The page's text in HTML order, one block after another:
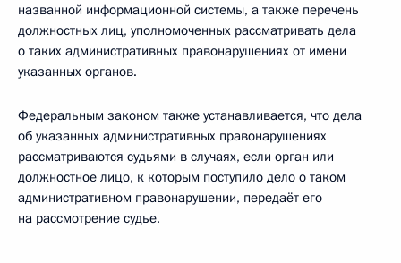
названной информационной системы, а также перечень
должностных лиц, уполномоченных рассматривать дела
о таких административных правонарушениях от имени
указанных органов.
Федеральным законом также устанавливается, что дела
об указанных административных правонарушениях
рассматриваются судьями в случаях, если орган или
должностное лицо, к которым поступило дело о таком
административном правонарушении, передаёт его
на рассмотрение судье.